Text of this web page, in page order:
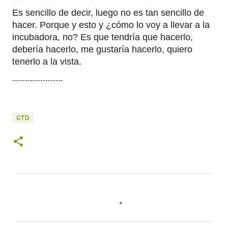
Es sencillo de decir, luego no es tan sencillo de
hacer. Porque y esto y ¿cómo lo voy a llevar a la
incubadora, no? Es que tendría que hacerlo,
debería hacerlo, me gustaría hacerlo, quiero
tenerlo a la vista.
--------------------
GTD